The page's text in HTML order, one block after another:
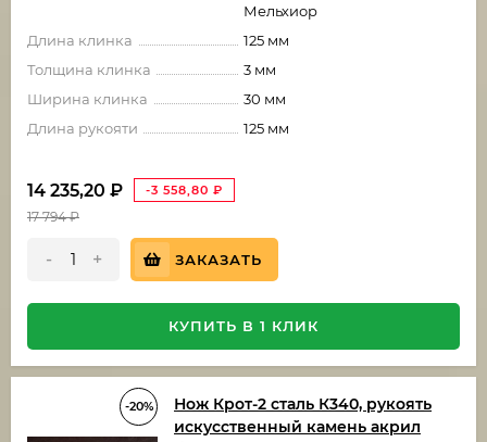
Мельхиор
Длина клинка
125 мм
Толщина клинка
3 мм
Ширина клинка
30 мм
Длина рукояти
125 мм
14 235,20 ₽ -3 558,80 ₽
17 794₽
- + ЗАКАЗАТЬ
КУПИТЬ В 1 КЛИК
-20%
Нож Крот-2 сталь К340, рукоять
искусственный камень акрил